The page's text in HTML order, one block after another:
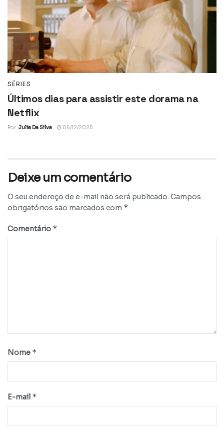
SÉRIES
Últimos dias para assistir este dorama na
Netflix
Por Julia Da Silva 06/12/2025
Deixe um comentário
O seu endereço de e-mail não será publicado. Campos
obrigatórios são marcados com *
Comentário *
Nome *
E-mail *